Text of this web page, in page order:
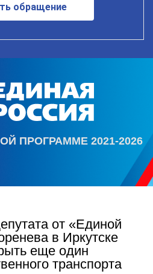
обращение
ПРОГРАММЕ 2021-2026
от «Единой
в Иркутске
еще один
транспорта